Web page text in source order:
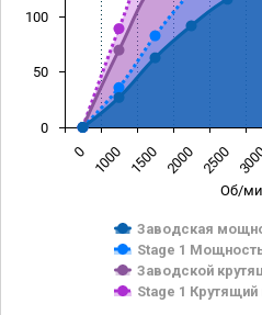
Об/
Заводская
Stage 1
Заводской
Stage 1
0 1000 1500 2000 2500
0
50
100